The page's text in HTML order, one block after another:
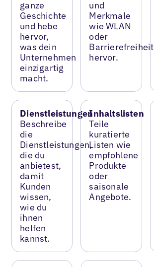
ganze
Geschichte
und hebe
hervor,
was dein
Unternehmen
einzigartig
macht.
und
Merkmale
wie WLAN
oder
Barrierefreiheit
hervor.
Dienstleistungen
Beschreibe
die
Dienstleistungen,
die du
anbietest,
damit
Kunden
wissen,
wie du
ihnen
helfen
kannst.
Inhaltslisten
Teile
kuratierte
Listen wie
empfohlene
Produkte
oder
saisonale
Angebote.